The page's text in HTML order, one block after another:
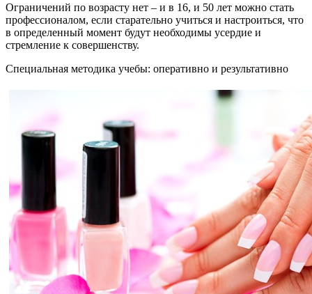
Ограничений по возрасту нет – и в 16, и 50 лет можно стать
профессионалом, если старательно учиться и настроиться, что
в определенный момент будут необходимы усердие и
стремление к совершенству.
Специальная методика учебы: оперативно и результативно